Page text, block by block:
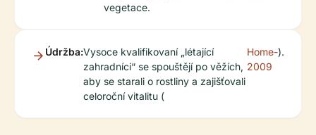
vegetace.
Údržba:Vysoce kvalifikovaní „létající
zahradníci“ se spouštějí po věžích,
aby se starali o rostliny a zajišťovali
celoroční vitalitu (
Home-
2009
).